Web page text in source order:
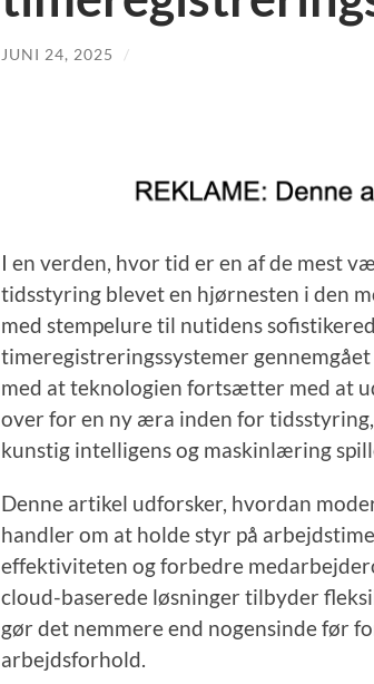
JUNI 24, 2025 /
I en verden, hvor tid er en af de mest
tidsstyring blevet en hjørnesten i den
med stempelure til nutidens
timeregistreringssystemer
med at teknologien fortsætter med at
over for en ny æra inden for
kunstig intelligens og maskinlæring
Denne artikel udforsker, hvordan
handler om at holde styr på
effektiviteten og forbedre
cloud-baserede løsninger tilbyder
gør det nemmere end nogensinde før
arbejdsforhold.